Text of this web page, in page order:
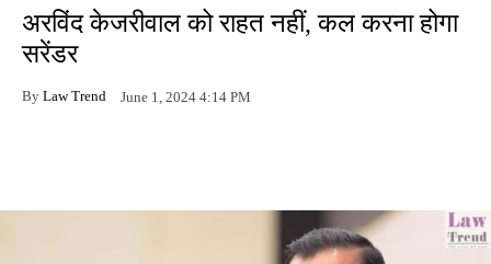
अरविंद केजरीवाल को राहत नहीं, कल करना होगा
सरेंडर
By Law Trend June 1, 2024 4:14 PM